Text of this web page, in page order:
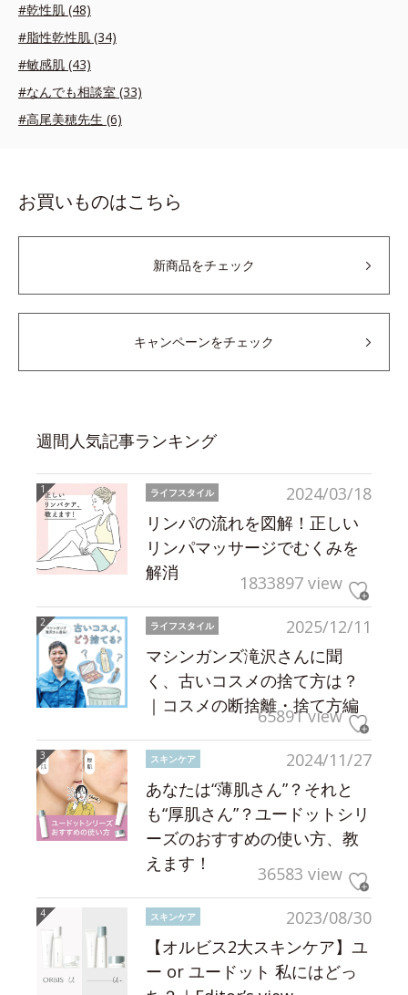
#乾性肌 (48)
#脂性乾性肌 (34)
#敏感肌 (43)
#なんでも相談室 (33)
#高尾美穂先生 (6)
お買いものはこちら
新商品をチェック
キャンペーンをチェック
週間人気記事ランキング
2024/03/18
ライフスタイル
リンパの流れを図解！正しい
リンパマッサージでむくみを
解消
1833897 view
2025/12/11
ライフスタイル
マシンガンズ滝沢さんに聞
く、古いコスメの捨て方は？
｜コスメの断捨離・捨て方編
65891 view
2024/11/27
スキンケア
あなたは“薄肌さん”？それと
も“厚肌さん”？ユードットシリ
ーズのおすすめの使い方、教
えます！
36583 view
2023/08/30
スキンケア
【オルビス2大スキンケア】ユ
ー or ユードット 私にはどっ